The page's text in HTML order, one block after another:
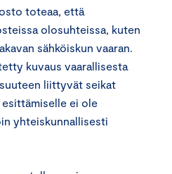
toteaa, että
olosuhteissa, kuten
sähköiskun vaaran.
kuvaus vaarallisesta
liittyvät seikat
esittämiselle ei ole
yhteiskunnallisesti